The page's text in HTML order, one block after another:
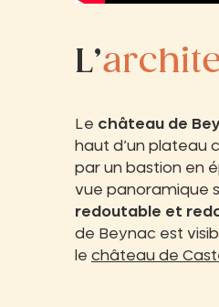
L’
Le château de
haut d’un plateau
par un bastion en
vue panoramique
redoutable et
de Beynac est
le château de